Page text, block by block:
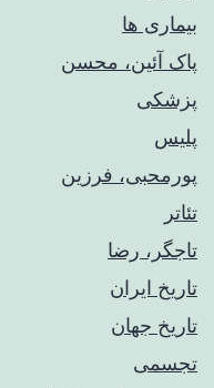
بیماری ها
پاک آئین، محسن
پزشکی
پلیس
پورمحبی، فرزین
تئاتر
تاجگر، رضا
تاریخ ایران
تاریخ جهان
تجسمی